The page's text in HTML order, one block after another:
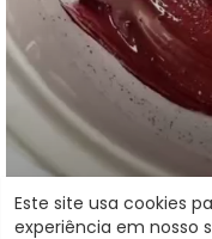
Este site usa cookies
experiência em nosso